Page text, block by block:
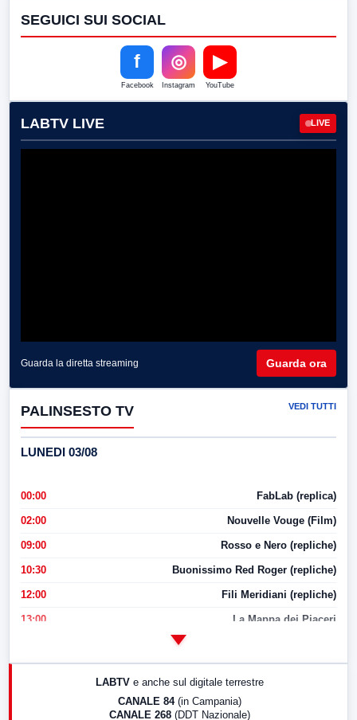
SEGUICI SUI SOCIAL
f
Facebook
◎
Instagram
▶
YouTube
LABTV LIVE LIVE
Guarda la diretta streaming Guarda ora
PALINSESTO TV VEDI TUTTI
LUNEDI 03/08
00:00 FabLab (replica)
02:00 Nouvelle Vouge (Film)
09:00 Rosso e Nero (repliche)
10:30 Buonissimo Red Roger (repliche)
12:00 Fili Meridiani (repliche)
13:00 La Mappa dei Piaceri
LABTV e anche sul digitale terrestre
CANALE 84 (in Campania)
CANALE 268 (DDT Nazionale)